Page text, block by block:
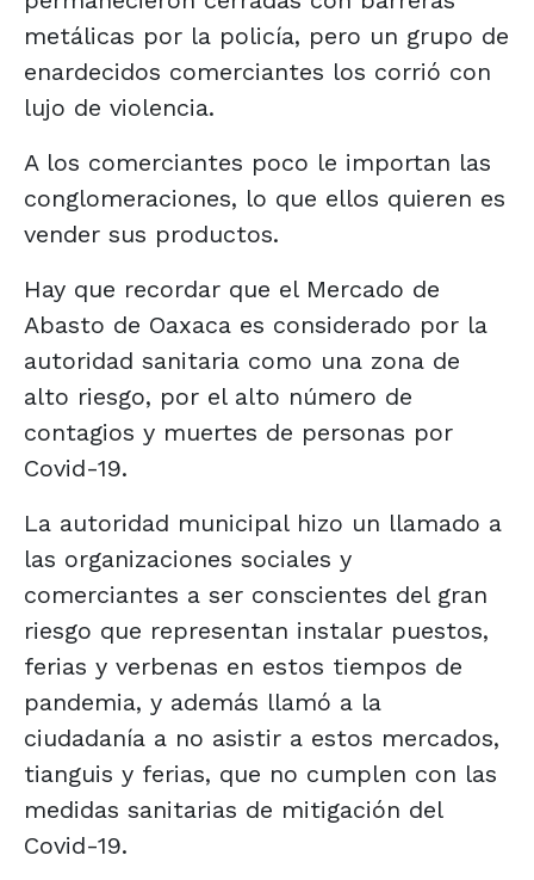
metálicas por la policía, pero un grupo de
enardecidos comerciantes los corrió con
lujo de violencia.
A los comerciantes poco le importan las
conglomeraciones, lo que ellos quieren es
vender sus productos.
Hay que recordar que el Mercado de
Abasto de Oaxaca es considerado por la
autoridad sanitaria como una zona de
alto riesgo, por el alto número de
contagios y muertes de personas por
Covid-19.
La autoridad municipal hizo un llamado a
las organizaciones sociales y
comerciantes a ser conscientes del gran
riesgo que representan instalar puestos,
ferias y verbenas en estos tiempos de
pandemia, y además llamó a la
ciudadanía a no asistir a estos mercados,
tianguis y ferias, que no cumplen con las
medidas sanitarias de mitigación del
Covid-19.